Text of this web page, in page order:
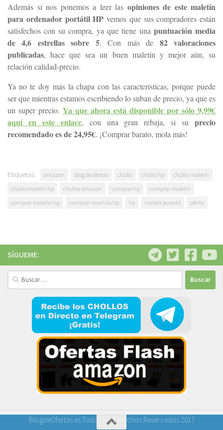
Además si nos ponemos a leer las opiniones de este maletín
para ordenador portátil HP vemos que sus compradores están
satisfechos con su compra, ya que tiene una puntuación media
de 4,6 estrellas sobre 5. Con más de 82 valoraciones
publicadas, hace que sea un buen maletín y mejor aún, su
relación calidad-precio.
Ya no te doy más la chapa con las características, porque puede
ser que mientras estamos escribiendo lo suban de precio, ya que es
un super precio. Ya que ahora está disponible por sólo 9,99€
aquí en este enlace, con una gran rebaja, si suprecio
recomendado es de 24,95€. ¡Comprar barato, mola más!
Etiquetas: amazon blog de ofertas chollo chollo hp
chollo maletin
chollo maletin hp
chollos amazon comprar hp
comprar maletin
comprar maletin hp
comprar mochila hp hp maleta portatil oferta
SÍGUEME:
Buscar:
BlogdeOfertas.es Todos los Derechos Reservados 2017